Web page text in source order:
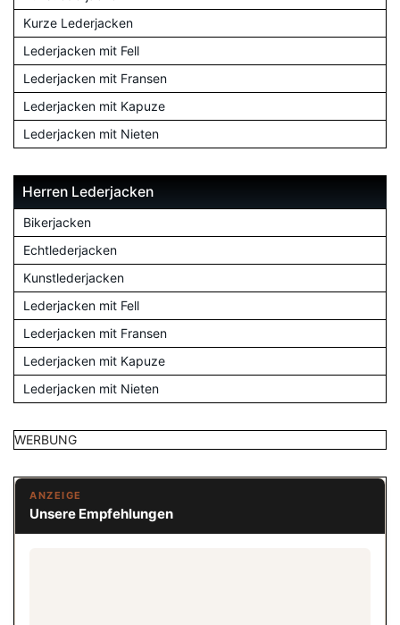
Kurze Lederjacken
Lederjacken mit Fell
Lederjacken mit Fransen
Lederjacken mit Kapuze
Lederjacken mit Nieten
Herren Lederjacken
Bikerjacken
Echtlederjacken
Kunstlederjacken
Lederjacken mit Fell
Lederjacken mit Fransen
Lederjacken mit Kapuze
Lederjacken mit Nieten
WERBUNG
ANZEIGE
Unsere Empfehlungen